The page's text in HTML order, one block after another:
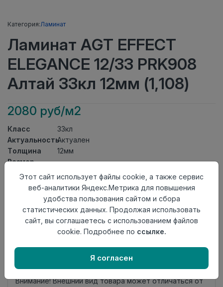
Категория:Ламинат
Ламинат AGT EFFECT
ELEGANCE 12/33 PRK908
Алтай 33кл 12мм (1,108)
2080 руб/м2
Класс
33кл
АктуальностьАктуален
Толщина
12мм
Размер
доски
Теплый пол
до +27 градусов
4V
Страна
происхождения
Турция
Осталось69 упак
Внимание! Внешний вид товара может отличаться от
Этот сайт использует файлы cookie, а также сервис
веб-аналитики Яндекс.Метрика для повышения
удобства пользования сайтом и сбора
статистических данных. Продолжая использовать
сайт, вы соглашаетесь с использованием файлов
cookie. Подробнее по ссылке.
Я согласен